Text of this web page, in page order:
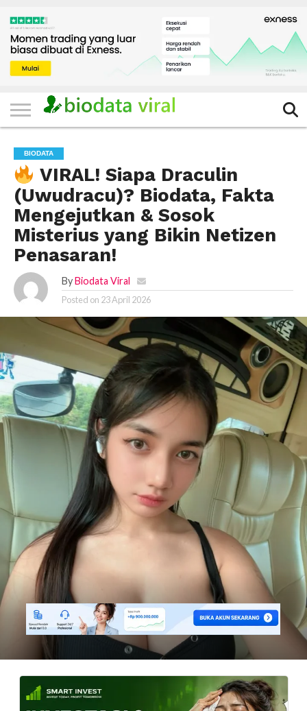
HOME
FILTER
KATEGORI
IKLAN
GRATIS
TERVIRAL
TRADING
KOMUNITAS
BERITA
BISNIS
LAINNYA
BIODATA
VIRAL! Siapa Draculin
(Uwudracu)? Biodata, Fakta
Mengejutkan & Sosok
Misterius yang Bikin Netizen
Penasaran!
By Biodata Viral
Posted on 23 April 2026